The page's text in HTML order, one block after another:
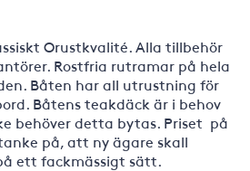
Orustkvalité. Alla tillbehör
Rostfria rutramar på hela
Båten har all utrustning för
Båtens teakdäck är i behov
behöver detta bytas. Priset på
på, att ny ägare skall
ett fackmässigt sätt.